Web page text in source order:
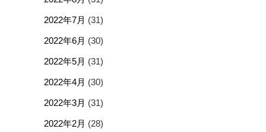
2022年7月 (31)
2022年6月 (30)
2022年5月 (31)
2022年4月 (30)
2022年3月 (31)
2022年2月 (28)